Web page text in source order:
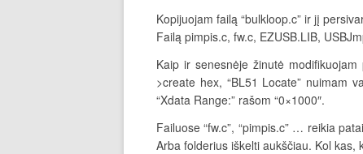
Kopijuojam failą “bulkloop.c” ir jį
Failą pimpis.c, fw.c, EZUSB.LIB,
Kaip ir senesnėje žinutė modifikuojam
>create hex, “BL51 Locate” nuimam
“Xdata Range:” rašom “0×1000″.
Failuose “fw.c”, “pimpis.c” … reikia
Arba folderius iškelti aukščiau. Kol kas,